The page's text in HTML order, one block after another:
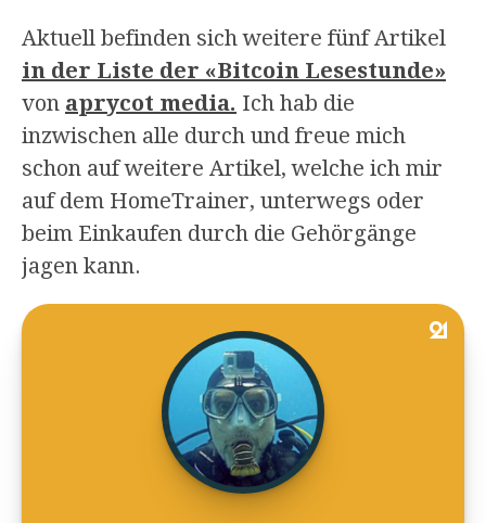
Aktuell befinden sich weitere fünf Artikel
in der Liste der «Bitcoin Lesestunde»
von aprycot media. Ich hab die
inzwischen alle durch und freue mich
schon auf weitere Artikel, welche ich mir
auf dem HomeTrainer, unterwegs oder
beim Einkaufen durch die Gehörgänge
jagen kann.